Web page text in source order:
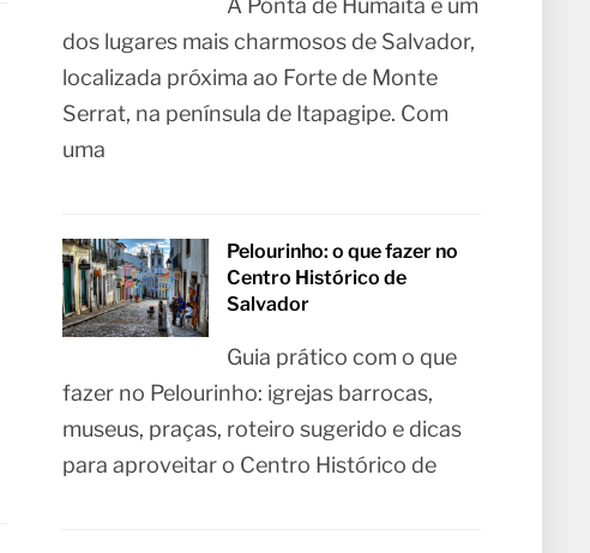
A Ponta de Humaitá é um
dos lugares mais charmosos de Salvador,
localizada próxima ao Forte de Monte
Serrat, na península de Itapagipe. Com
uma
Pelourinho: o que fazer no
Centro Histórico de
Salvador
Guia prático com o que
fazer no Pelourinho: igrejas barrocas,
museus, praças, roteiro sugerido e dicas
para aproveitar o Centro Histórico de